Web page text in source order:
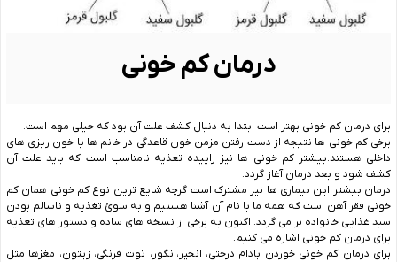
درمان کم خونی
برای درمان کم خونی بهتر است ابتدا به دنبال کشف علت آن بود که خیلی مهم است.
برخی کم خونی ها نتیجه از دست رفتن مزمن خون قاعدگی در خانم ها یا خون ریزی های
داخلی هستند.بیشتر کم خونی ها نیز زاییده تغذیه نامناسب است که باید علت آن
کشف شود و بعد درمان آغاز گردد.
درمان بیشتر این بیماری ها نیز مشترک است گرچه شایع ترین نوع کم خونی همان کم
خونی فقر آهن است که همه ما با نام آن آشنا هستیم و به سوئ تغذیه و ناسالم بودن
سبد غذایی خانواده بر می گردد. اکنون به برخی از نسخه های ساده و دستور های تغذیه
برای درمان کم خونی اشاره می کنیم.
برای درمان کم خونی خوردن بادام درختی، انجیر،انگور، توت فرنگی، زیتون، مغزها مثل